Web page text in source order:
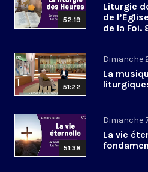
52:19
Liturgie
de
de la Foi.
51:22
Dimanche
La
51:38
Dimanche
La vie